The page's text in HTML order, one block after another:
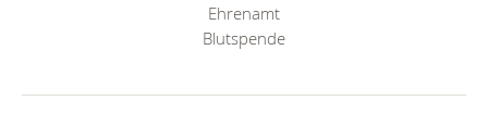
Ehrenamt
Blutspende